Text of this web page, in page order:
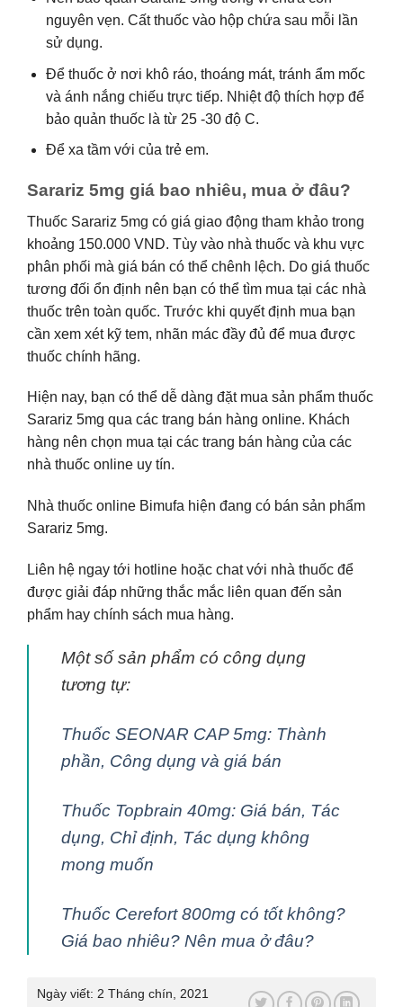
nguyên vẹn. Cất thuốc vào hộp chứa sau mỗi lần
sử dụng.
Để thuốc ở nơi khô ráo, thoáng mát, tránh ẩm mốc
và ánh nắng chiếu trực tiếp. Nhiệt độ thích hợp để
bảo quản thuốc là từ 25 -30 độ C.
Để xa tầm với của trẻ em.
Sarariz 5mg giá bao nhiêu, mua ở đâu?
Thuốc Sarariz 5mg có giá giao động tham khảo trong
khoảng 150.000 VND. Tùy vào nhà thuốc và khu vực
phân phối mà giá bán có thể chênh lệch. Do giá thuốc
tương đối ổn định nên bạn có thể tìm mua tại các nhà
thuốc trên toàn quốc. Trước khi quyết định mua bạn
cần xem xét kỹ tem, nhãn mác đầy đủ để mua được
thuốc chính hãng.
Hiện nay, bạn có thể dễ dàng đặt mua sản phẩm thuốc
Sarariz 5mg qua các trang bán hàng online. Khách
hàng nên chọn mua tại các trang bán hàng của các
nhà thuốc online uy tín.
Nhà thuốc online Bimufa hiện đang có bán sản phẩm
Sarariz 5mg.
Liên hệ ngay tới hotline hoặc chat với nhà thuốc để
được giải đáp những thắc mắc liên quan đến sản
phẩm hay chính sách mua hàng.
Một số sản phẩm có công dụng
tương tự:
Thuốc SEONAR CAP 5mg: Thành
phần, Công dụng và giá bán
Thuốc Topbrain 40mg: Giá bán, Tác
dụng, Chỉ định, Tác dụng không
mong muốn
Thuốc Cerefort 800mg có tốt không?
Giá bao nhiêu? Nên mua ở đâu?
Ngày viết: 2 Tháng chín, 2021